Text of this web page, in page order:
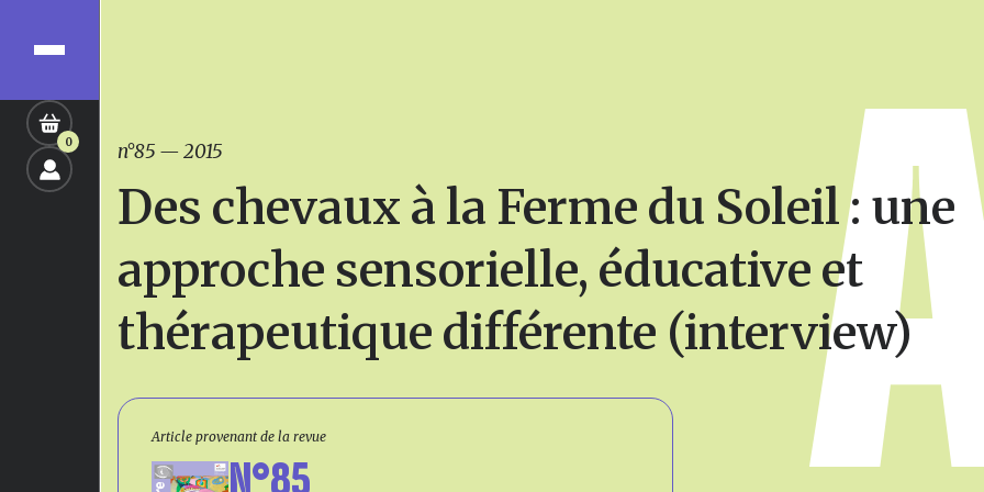
0 n°85 —2015
Des chevaux à la Ferme du Soleil : une
approche sensorielle, éducative et
thérapeutique différente (interview)
Article provenant de la revue
N°85